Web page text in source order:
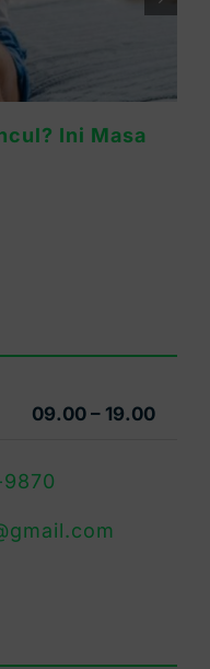
di Telapak
09.00 – 19.00